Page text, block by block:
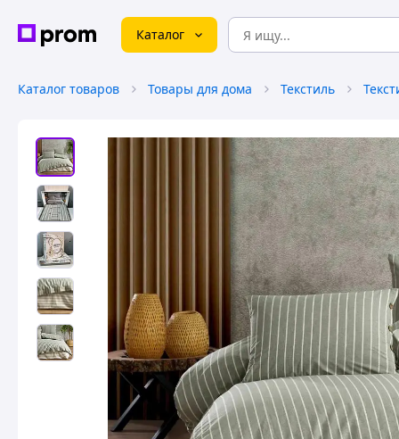
Каталог
Каталог товаров Товары для дома Текстиль